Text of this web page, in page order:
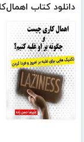
دانلود کتاب